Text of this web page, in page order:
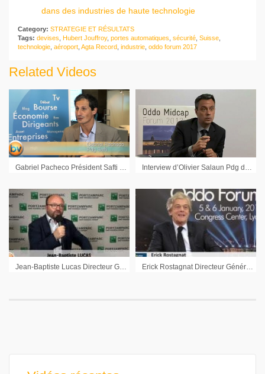
dans des industries de haute technologie
Category: STRATEGIE ET RÉSULTATS
Tags: devises Hubert Jouffroy, portes automatiques sécurité Suisse
technologie aéroport Agta Record industrie oddo forum 2017
Related Videos
Gabriel Pacheco Président Safti : « Plus le marché baissera plus il y aura de transactions » Interview d’Olivier Salaun Pdg de PSB Industries (Stratégie et perspectives 2013)